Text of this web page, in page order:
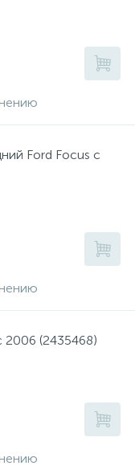
Ford Focus с
2006 (2435468)